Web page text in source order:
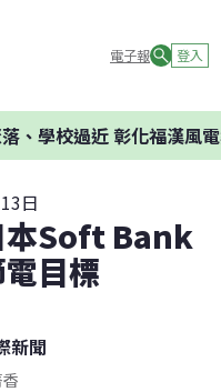
電子報 登入
學校過近 彰化福漢風電
日
本Soft Bank
目標
新聞